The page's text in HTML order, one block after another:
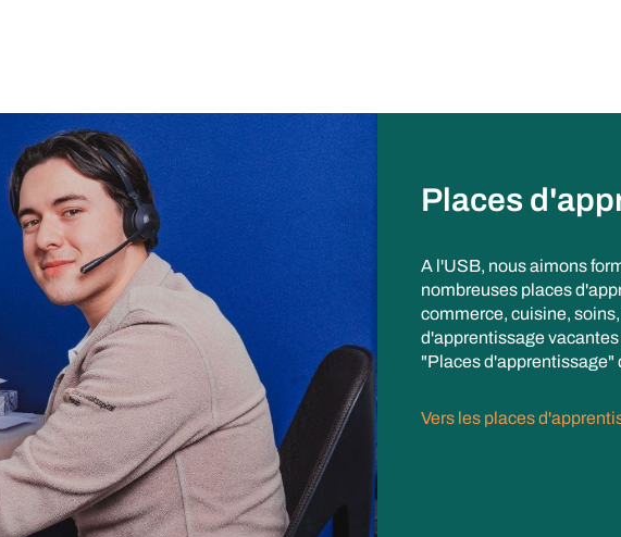
Places
A l'USB, nous aimons
nombreuses places
commerce, cuisine,
d'apprentissage
"Places d'apprentissage"
Vers les places